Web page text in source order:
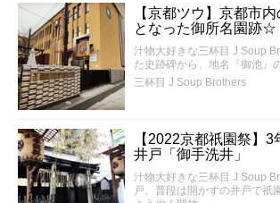
【京都ツウ】京都市
となった御所名園跡☆
汁物大好きな三杯目 J Soup
た史跡碑から、地名『御池』
三杯目 J Soup Brothers
【2022京都祇園祭】
井戸「御手洗井」
汁物大好きな三杯目 J Soup
戸。普段は開かずの井戸で祇